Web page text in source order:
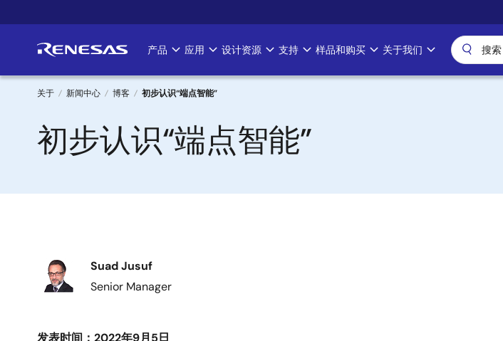
转
要
Main
navigation
产品 应用 设计资源 支持 样品和购买 关于我们
面
包
屑
关于 新闻中心 博客 初步认识“端点智能”
初步认识“端点智能”
Suad Jusuf
Senior Manager
发表时间：2022年9月5日